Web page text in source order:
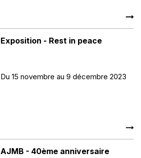
Exposition - Rest in peace
Du 15 novembre au 9 décembre 2023
AJMB - 40ème anniversaire